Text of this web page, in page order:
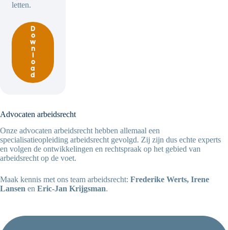
letten.
D
o
w
n
o
a
d
Advocaten arbeidsrecht
Onze advocaten arbeidsrecht hebben allemaal een
specialisatieopleiding arbeidsrecht gevolgd. Zij zijn dus echte experts
en volgen de ontwikkelingen en rechtspraak op het gebied van
arbeidsrecht op de voet.
Maak kennis met ons team arbeidsrecht: Frederike Werts, Irene
Lansen en Eric-Jan Krijgsman.